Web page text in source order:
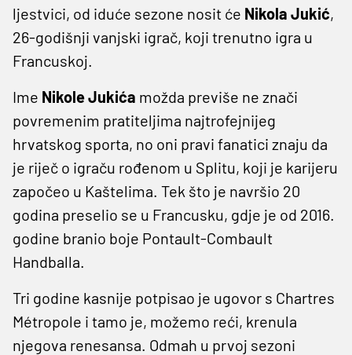
ljestvici, od iduće sezone nosit će Nikola Jukić,
26-godišnji vanjski igrač, koji trenutno igra u
Francuskoj.
Ime Nikole Jukića možda previše ne znači
povremenim pratiteljima najtrofejnijeg
hrvatskog sporta, no oni pravi fanatici znaju da
je riječ o igraču rođenom u Splitu, koji je karijeru
započeo u Kaštelima. Tek što je navršio 20
godina preselio se u Francusku, gdje je od 2016.
godine branio boje Pontault-Combault
Handballa.
Tri godine kasnije potpisao je ugovor s Chartres
Métropole i tamo je, možemo reći, krenula
njegova renesansa. Odmah u prvoj sezoni